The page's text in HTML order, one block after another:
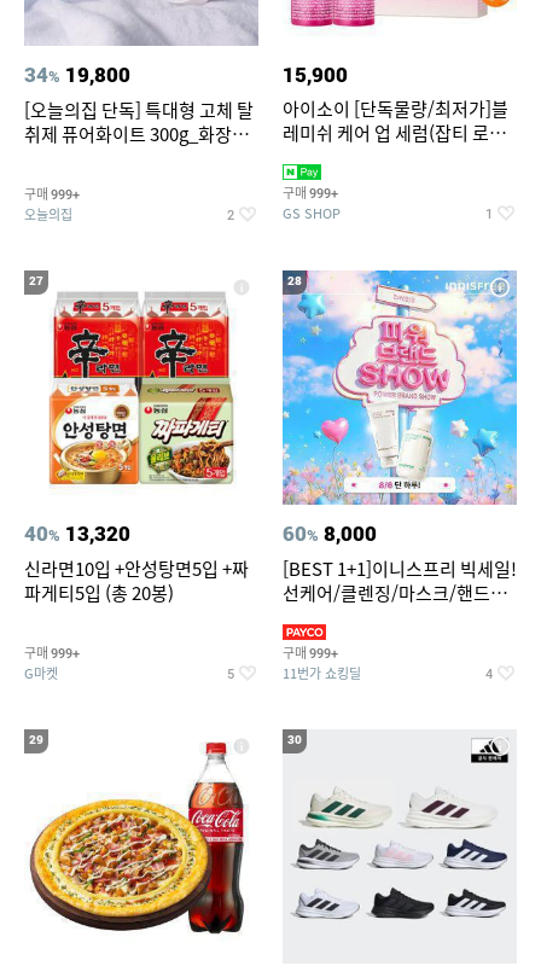
34% 19,800
[오늘의집 단독] 특대형 고체 탈
취제 퓨어화이트 300g_화장실
구매 999+
오늘의집 2
15,900
아이소이 [단독물량/최저가]블
레미쉬 케어 업 세럼(잡티 로즈
2027-04-24)
구매 999+
GS SHOP 1
27
40% 13,320
신라면10입 +안성탕면5입 +짜
파게티5입 (총 20봉)
구매 999+
G마켓 5
28
60% 8,000
[BEST 1+1]이니스프리 빅세일!
선케어/클렌징/마스크/핸드크
구매 999+
11번가 쇼킹딜 4
29 30